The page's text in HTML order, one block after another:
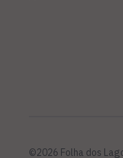
©2026 Folha dos